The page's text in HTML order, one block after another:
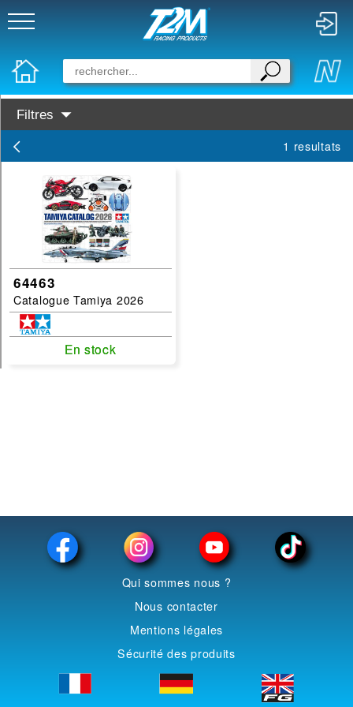
Filtres
En Stock
Prochainement dispo
Marques :
Tamiya
Categories :
catalogue
1 resultats
64463
Catalogue Tamiya 2026
En stock
En stock
Qui sommes nous ?
Nous contacter
Mentions légales
Sécurité des produits